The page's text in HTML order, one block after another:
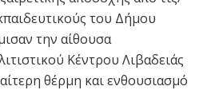
του Δήμου
την αίθουσα
Κέντρου Λιβαδειάς
θέρμη και ενθουσιασμό